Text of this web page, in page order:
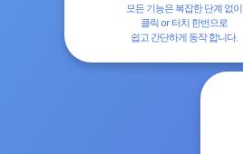
모든 기능은 복잡한 단계 없이
클릭 or 터치 한번으로
쉽고 간단하게 동작 합니다.